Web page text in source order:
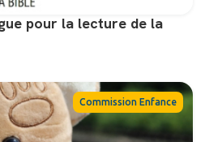
pour la lecture de la
Commission Enfance